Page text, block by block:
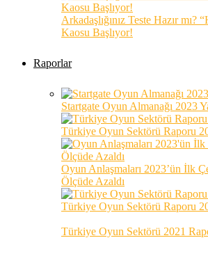
Arkadaşlığınız Teste Hazır mı?
Kaosu Başlıyor!
Raporlar
Startgate Oyun Almanağı 2023
Türkiye Oyun Sektörü Raporu
Oyun Anlaşmaları 2023’ün İlk
Ölçüde Azaldı
Türkiye Oyun Sektörü Raporu
Türkiye Oyun Sektörü 2021